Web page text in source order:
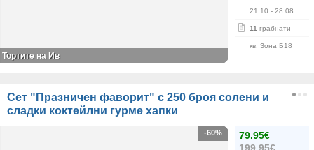
21.10 - 28.08
11 грабнати
кв. Зона Б18
Тортите на Ив
Сет "Празничен фаворит" с 250 броя солени и
сладки коктейлни гурме хапки
79.95€
-60%